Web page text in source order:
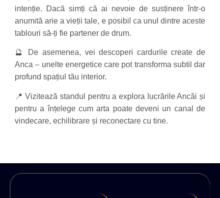
intenție. Dacă simți că ai nevoie de susținere într-o
anumită arie a vieții tale, e posibil ca unul dintre aceste
tablouri să-ți fie partener de drum.
🔮 De asemenea, vei descoperi cardurile create de
Anca – unelte energetice care pot transforma subtil dar
profund spațiul tău interior.
📍 Vizitează standul pentru a explora lucrările Ancăi și
pentru a înțelege cum arta poate deveni un canal de
vindecare, echilibrare și reconectare cu tine.